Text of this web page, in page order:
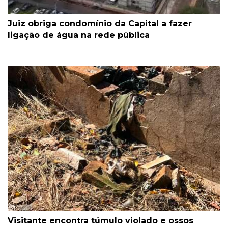
Juiz obriga condomínio da Capital a fazer
ligação de água na rede pública
Visitante encontra túmulo violado e ossos